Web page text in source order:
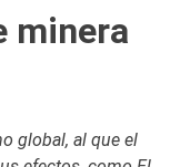
minera
global, al que el